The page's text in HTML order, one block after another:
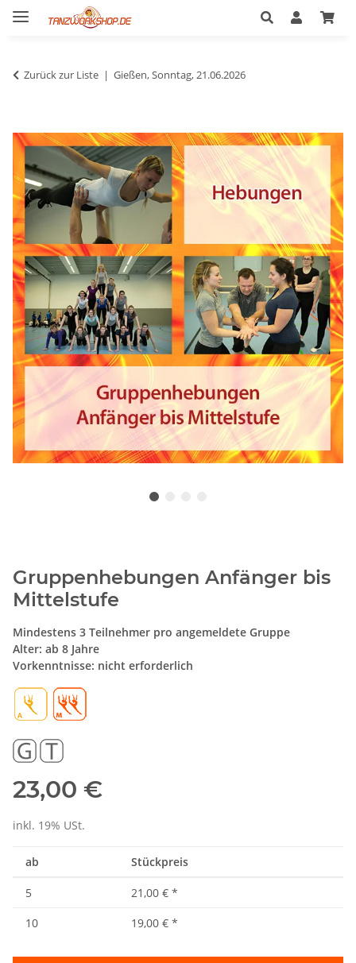
Zurück zur Liste Gießen, Sonntag, 21.06.2026
Gruppenhebungen Anfänger bis
Mittelstufe
Mindestens 3 Teilnehmer pro angemeldete Gruppe
Alter: ab 8 Jahre
Vorkenntnisse: nicht erforderlich
23,00 €
inkl. 19% USt.
ab Stückpreis
5 21,00 € *
10
19,00 € *